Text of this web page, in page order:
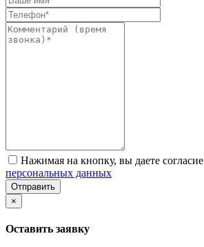
Нажимая на кнопку, вы даете
персональных данных
Отправить
×
Оставить заявку